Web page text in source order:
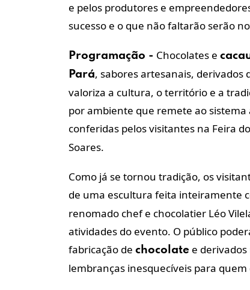
e pelos produtores e
sucesso e o que não faltarão serão
Programação - Chocolates e
Pará, sabores artesanais, derivados
valoriza a cultura, o território e a
por ambiente que remete ao
conferidas pelos visitantes na Feira do
Soares.
Como já se tornou tradição, os
de uma escultura feita inteiramente
renomado chef e chocolatier Léo
atividades do evento. O público
fabricação de chocolate e
lembranças inesquecíveis para